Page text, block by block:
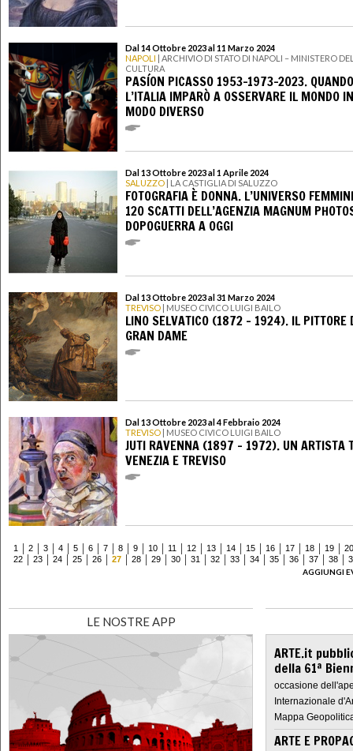
Dal 14 Ottobre 2023 al 11 Marzo 2024
NAPOLI | ARCHIVIO DI STATO DI NAPOLI – MINISTERO
CULTURA
PASÍON PICASSO 1953-1973-2023. QUANDO
L’ITALIA IMPARÒ A OSSERVARE IL MONDO IN
MODO DIVERSO
Dal 13 Ottobre 2023 al 1 Aprile 2024
SALUZZO | LA CASTIGLIA DI SALUZZO
FOTOGRAFIA È DONNA. L’UNIVERSO
120 SCATTI DELL’AGENZIA MAGNUM
DOPOGUERRA A OGGI
Dal 13 Ottobre 2023 al 31 Marzo 2024
TREVISO | MUSEO CIVICO LUIGI BAILO
LINO SELVATICO (1872 – 1924). IL PITTORE
GRAN DAME
Dal 13 Ottobre 2023 al 4 Febbraio 2024
TREVISO | MUSEO CIVICO LUIGI BAILO
JUTI RAVENNA (1897 – 1972). UN ARTISTA
VENEZIA E TREVISO
1 2 3 4 5 6 7 8 9 10 11 12 13 14 15 16 17 18 19
20
22
23 24 25 26 27 28 29 30 31 32 33 34 35 36 37 38
AGGIUNGI
LE NOSTRE APP
ARTE.it
della 61ª
occasione
Internazionale
Mappa
ARTE E